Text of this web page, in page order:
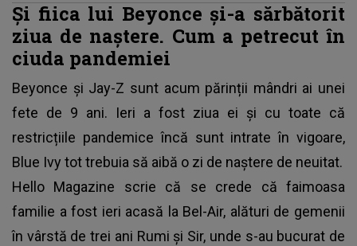
Și fiica lui Beyonce și-a sărbătorit
ziua de naștere. Cum a petrecut în
ciuda pandemiei
Beyonce și Jay-Z sunt acum părinții mândri ai unei
fete de 9 ani. Ieri a fost ziua ei și cu toate că
restricțiile pandemice încă sunt intrate în vigoare,
Blue Ivy tot trebuia să aibă o zi de naștere de neuitat.
Hello Magazine scrie că se crede că faimoasa
familie a fost ieri acasă la Bel-Air, alături de gemenii
în vârstă de trei ani Rumi și Sir, unde s-au bucurat de